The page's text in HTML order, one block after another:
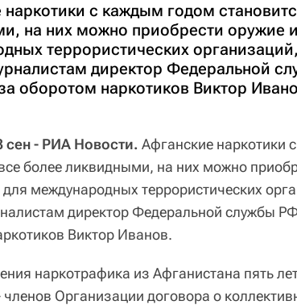
с каждым годом
на них можно приобрести оружие
террористических
директор Федеральной
оборотом наркотиков Виктор
- РИА Новости. Афганские наркотики
более ликвидными, на них можно
международных террористических
директор Федеральной службы
Виктор Иванов.
наркотрафика из Афганистана пять
членов Организации договора о